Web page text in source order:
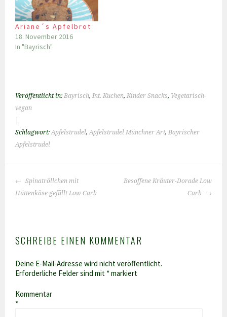
Ariane´s Apfelbrot
18. November 2016
In "Bayrisch"
Veröffentlicht in:Bayrisch,Int. Kuchen,Kinder Snacks, Vegetarisch-
vegan
Schlagwort:Apfelstrudel,Apfelstrudel Münchner Art,Bayrischer
Apfelstrudel
BEITRAGS-
NAVIGATION
Spinatröllchen mit
Hüttenkäse gefüllt Low Carb
Besoffene Kräuter-Dorade Low
Carb
SCHREIBE EINEN KOMMENTAR
Deine E-Mail-Adresse wird nicht veröffentlicht.
Erforderliche Felder sind mit *markiert
Kommentar
*